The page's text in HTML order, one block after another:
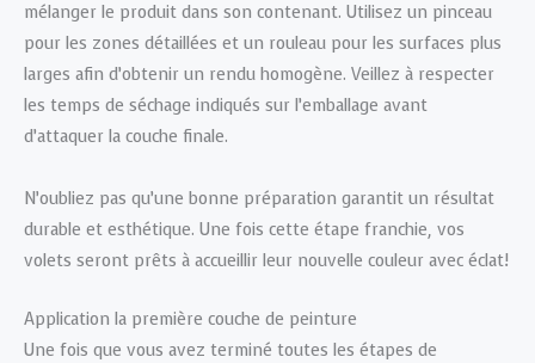
mélanger le produit dans son contenant. Utilisez un pinceau
pour les zones détaillées et un rouleau pour les surfaces plus
larges afin d’obtenir un rendu homogène. Veillez à respecter
les temps de séchage indiqués sur l’emballage avant
d’attaquer la couche finale.
N’oubliez pas qu’une bonne préparation garantit un résultat
durable et esthétique. Une fois cette étape franchie, vos
volets seront prêts à accueillir leur nouvelle couleur avec éclat!
Application la première couche de peinture
Une fois que vous avez terminé toutes les étapes de